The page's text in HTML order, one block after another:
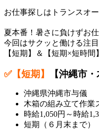
お仕事探しはトランスオ
夏本番！暑さに負けずお
今回はサクッと働ける注目
【短期】＆【短期×短時
✅【短期】 【沖縄市
沖縄県沖縄市与儀
木箱の組み立て作業
時給1,050円 ～時給
短期（６月末まで）